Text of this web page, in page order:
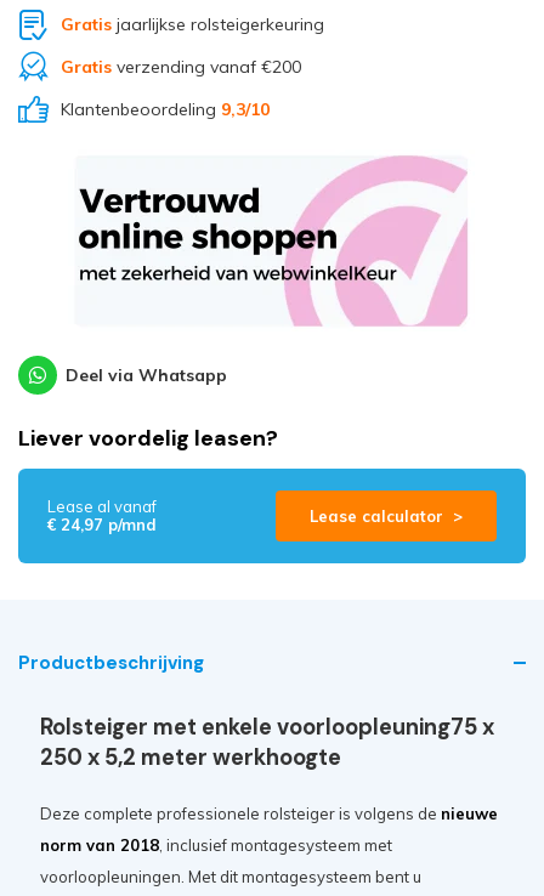
Gratisjaarlijkse rolsteigerkeuring
Gratisverzending vanaf €200
Klantenbeoordeling 9,3/10
Deel via Whatsapp
Liever voordelig leasen?
Lease al vanaf
€ 24,97 p/mnd
Lease calculator >
Productbeschrijving
Rolsteiger met enkele voorloopleuning75 x
250 x 5,2 meter werkhoogte
Deze complete professionele rolsteiger is volgens de nieuwe
norm van 2018, inclusief montagesysteem met
voorloopleuningen. Met dit montagesysteem bent u